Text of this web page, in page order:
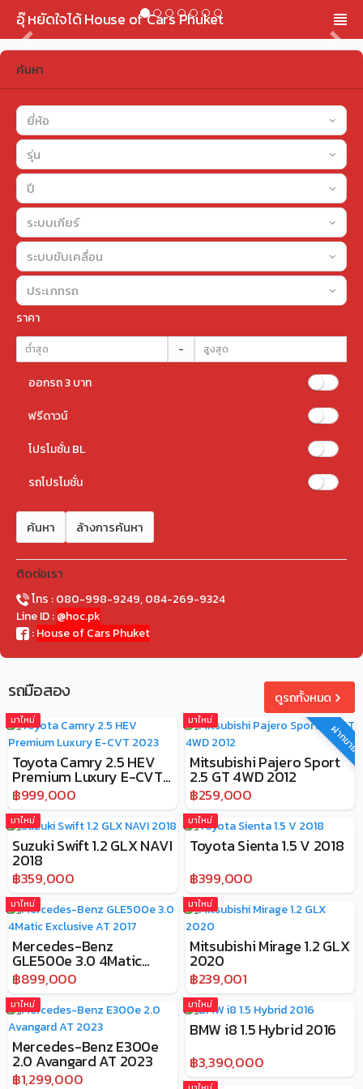
อุ๊ หยัดใจได้ House of Cars Phuket
Previous Next
ค้นหา
ยี่ห้อ
รุ่น
ปี
ระบบเกียร์
ระบบขับเคลื่อน
ประเภทรถ
ราคา
-
ออกรถ 3 บาท
ฟรีดาวน์
โปรโมชั่น BL
รถโปรโมชั่น
ค้นหา ล้างการค้นหา
ติดต่อเรา
โทร : 080-998-9249, 084-269-9324
Line ID :@hoc.pk
:House of Cars Phuket
รถมือสอง ดูรถทั้งหมด
มาใหม่
Toyota Camry 2.5 HEV
Premium Luxury E-CVT
2023
฿999,000
มาใหม่
ฝากขาย
Mitsubishi Pajero Sport
2.5 GT 4WD 2012
฿259,000
มาใหม่
Suzuki Swift 1.2 GLX NAVI
2018
฿359,000
มาใหม่
Toyota Sienta 1.5 V 2018
฿399,000
มาใหม่
Mercedes-Benz
GLE500e 3.0 4Matic
Exclusive AT 2017
฿899,000
มาใหม่
Mitsubishi Mirage 1.2 GLX
2020
฿239,001
มาใหม่
Mercedes-Benz E300e
2.0 Avangard AT 2023
฿1,299,000
มาใหม่
BMW i8 1.5 Hybrid 2016
฿3,390,000